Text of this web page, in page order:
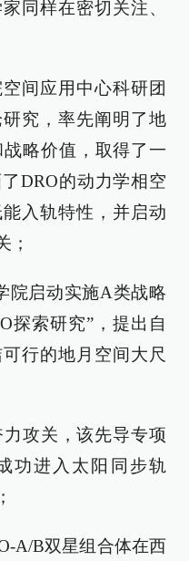
同样在密切关注、
间应用中心科研团
究，率先阐明了地
略价值，取得了一
DRO的动力学相空
入轨特性，并启动
；
启动实施A类战略
探索研究”，提出自
行的地月空间大尺
攻关，该先导专项
功进入太阳同步轨
A/B双星组合体在西